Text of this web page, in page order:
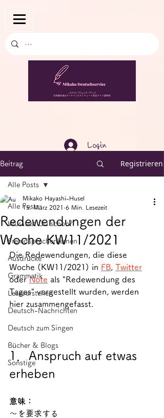
Login
Beitrag Registrieren
Alle Posts
Wusstest Du schon?
Fremdsprachenlernen
Ausdrücke
Grammatik
Leseverstehen
Deutsch-Nachrichten
Deutsch zum Singen
Bücher & Blogs
Sonstige
Alle Posts
Redewendungen der
Woche KW11/2021
Mikako Hayashi-Husel
15. März 2021 6 Min. Lesezeit
Die Redewendungen, die diese
Woche (KW11/2021) in FB Twitter
oder Note als "Redewendung des
Tages" vorgestellt wurden, werden
hier zusammengefasst.
1．Anspruch auf etwas
erheben
意味：
～を要求する